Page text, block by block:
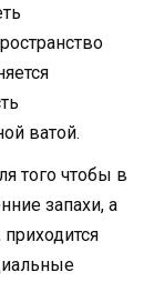
ватой.
того чтобы в
запахи, а